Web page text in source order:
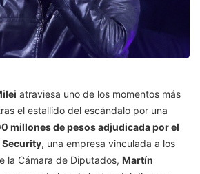
atraviesa uno de los momentos más
el estallido del escándalo por una
millones de pesos adjudicada por el
Security, una empresa vinculada a los
la Cámara de Diputados, Martín